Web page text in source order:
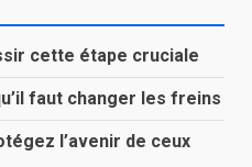
cette étape cruciale
faut changer les freins
l’avenir de ceux